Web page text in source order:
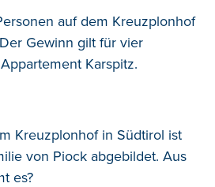
auf dem Kreuzplonhof
Gewinn gilt für vier
Karspitz.
Kreuzplonhof in Südtirol ist
von Piock abgebildet. Aus
es?